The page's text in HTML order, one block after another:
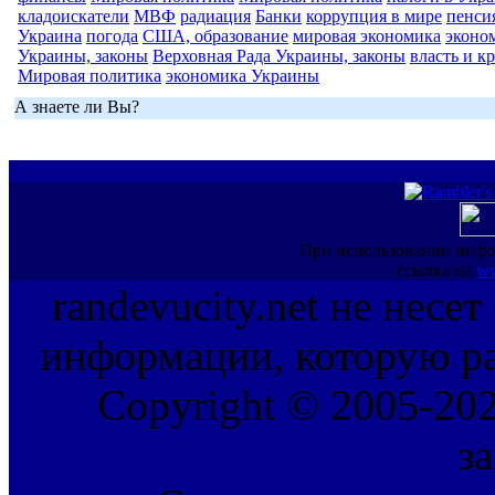
кладоискатели МВФ радиация Банки коррупция в мире
Украина погода США, образование мировая экономика
Украины, законы Верховная Рада Украины, законы власть и
Мировая политика экономика Украины
А знаете ли Вы?
При использовании
ссылка на
randevucity.net не несет
информации, которую
Copyright © 2005-